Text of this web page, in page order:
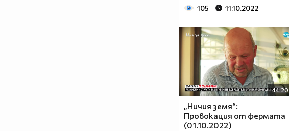
105 11.10.2022
44:20
„Ничия земя“:
Провокация от фермата
(01.10.2022)